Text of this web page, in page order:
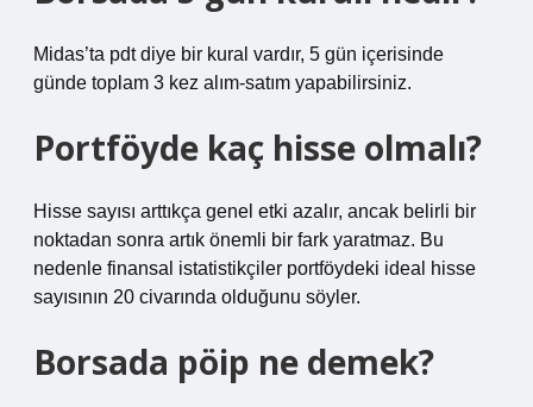
Midas’ta pdt diye bir kural vardır, 5 gün içerisinde
günde toplam 3 kez alım-satım yapabilirsiniz.
Portföyde kaç hisse olmalı?
Hisse sayısı arttıkça genel etki azalır, ancak belirli bir
noktadan sonra artık önemli bir fark yaratmaz. Bu
nedenle finansal istatistikçiler portföydeki ideal hisse
sayısının 20 civarında olduğunu söyler.
Borsada pöip ne demek?